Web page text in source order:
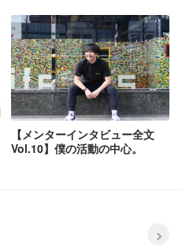
【メンターインタビュー全文
Vol.10】僕の活動の中心。